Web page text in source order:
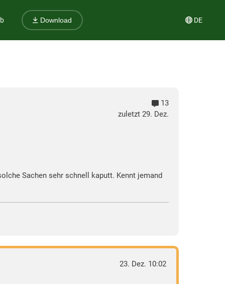
Download DE
13
zuletzt 29. Dez.
Sachen sehr schnell kaputt. Kennt jemand
23. Dez. 10:02